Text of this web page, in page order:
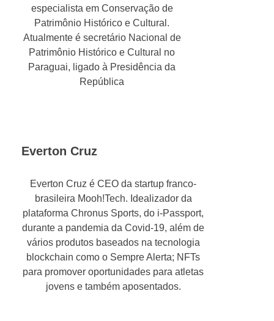
especialista em Conservação de
Patrimônio Histórico e Cultural.
Atualmente é secretário Nacional de
Patrimônio Histórico e Cultural no
Paraguai, ligado à Presidência da
República
Everton Cruz
Everton Cruz é CEO da startup franco-
brasileira Mooh!Tech. Idealizador da
plataforma Chronus Sports, do i-Passport,
durante a pandemia da Covid-19, além de
vários produtos baseados na tecnologia
blockchain como o Sempre Alerta; NFTs
para promover oportunidades para atletas
jovens e também aposentados.